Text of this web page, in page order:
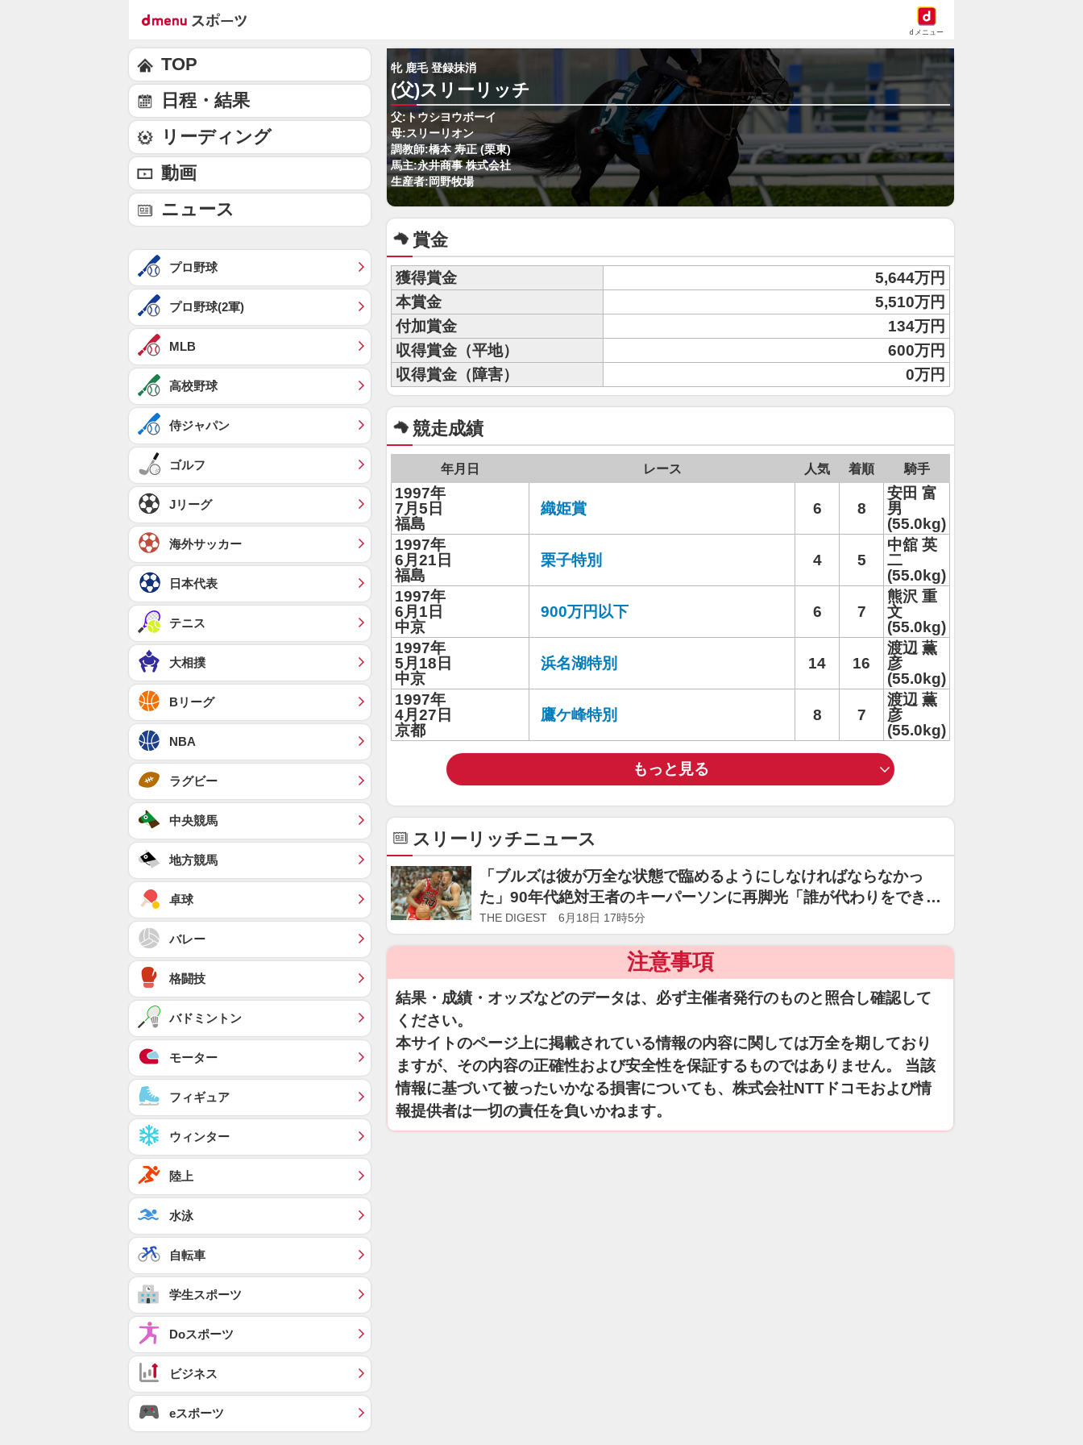
dメニュー
牝 鹿毛 登録抹消
(父)スリーリッチ
父:トウシヨウボーイ
母:スリーリオン
調教師:橋本 寿正 (栗東)
馬主:永井商事 株式会社
生産者:岡野牧場
賞金
獲得賞金
5,644万円
本賞金
5,510万円
付加賞金
134万円
収得賞金（平地）
600万円
収得賞金（障害）
0万円
競走成績
年月日 レース 人気 着順 騎手
1997年
7月5日
福島
織姫賞 6 8
安田 富
男
(55.0kg)
1997年
6月21日
福島
栗子特別 4 5
中舘 英
二
(55.0kg)
1997年
6月1日
中京
900万円以下 6 7
熊沢 重
文
(55.0kg)
1997年
5月18日
中京
浜名湖特別 14 16
渡辺 薫
彦
(55.0kg)
1997年
4月27日
京都
鷹ケ峰特別 8 7
渡辺 薫
彦
(55.0kg)
もっと見る
スリーリッチニュース
「ブルズは彼が万全な状態で臨めるようにしなければならなかっ
た」90年代絶対王者のキーパーソンに再脚光「誰が代わりをでき
る？」＜DUNKSHOOT＞
THE DIGEST 6月18日 17時5分
注意事項
結果・成績・オッズなどのデータは、必ず主催者発行のものと照合し確認して
ください。
本サイトのページ上に掲載されている情報の内容に関しては万全を期しており
ますが、その内容の正確性および安全性を保証するものではありません。 当該
情報に基づいて被ったいかなる損害についても、株式会社NTTドコモおよび情
報提供者は一切の責任を負いかねます。
TOP
日程・結果
リーディング
動画
ニュース
プロ野球
プロ野球(2軍)
MLB
高校野球
侍ジャパン
ゴルフ
Jリーグ
海外サッカー
日本代表
テニス
大相撲
Bリーグ
NBA
ラグビー
中央競馬
地方競馬
卓球
バレー
格闘技
バドミントン
モーター
フィギュア
ウィンター
陸上
水泳
自転車
学生スポーツ
Doスポーツ
ビジネス
eスポーツ